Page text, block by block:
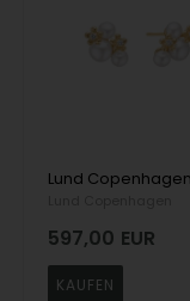
597,00 EUR